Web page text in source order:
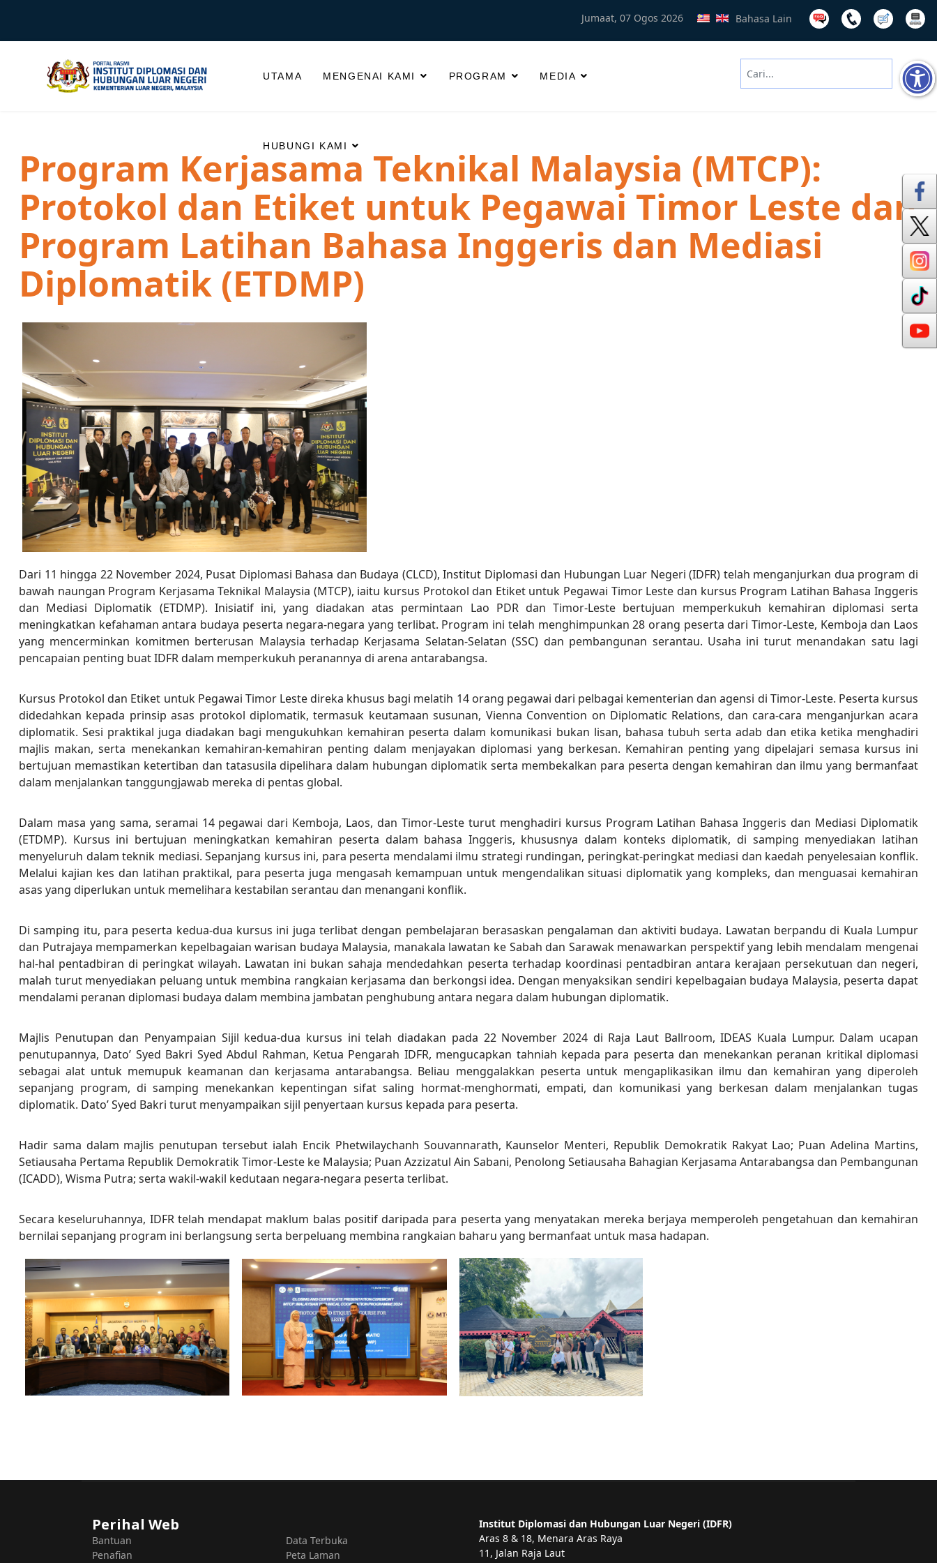
Jumaat, 07 Ogos 2026 Bahasa Lain
UTAMA MENGENAI KAMI PROGRAM MEDIA
HUBUNGI KAMI
Type 2 or more characters for
Program Kerjasama Teknikal Malaysia (MTCP):
Protokol dan Etiket untuk Pegawai Timor Leste dan
Program Latihan Bahasa Inggeris dan Mediasi
Diplomatik (ETDMP)
Dari 11 hingga 22 November 2024, Pusat Diplomasi Bahasa dan Budaya (CLCD), Institut Diplomasi dan Hubungan Luar Negeri (IDFR) telah menganjurkan dua program di
bawah naungan Program Kerjasama Teknikal Malaysia (MTCP), iaitu kursus Protokol dan Etiket untuk Pegawai Timor Leste dan kursus Program Latihan Bahasa Inggeris
dan Mediasi Diplomatik (ETDMP). Inisiatif ini, yang diadakan atas permintaan Lao PDR dan Timor-Leste bertujuan memperkukuh kemahiran diplomasi serta
meningkatkan kefahaman antara budaya peserta negara-negara yang terlibat. Program ini telah menghimpunkan 28 orang peserta dari Timor-Leste, Kemboja dan Laos
yang mencerminkan komitmen berterusan Malaysia terhadap Kerjasama Selatan-Selatan (SSC) dan pembangunan serantau. Usaha ini turut menandakan satu lagi
pencapaian penting buat IDFR dalam memperkukuh peranannya di arena antarabangsa.
Kursus Protokol dan Etiket untuk Pegawai Timor Leste direka khusus bagi melatih 14 orang pegawai dari pelbagai kementerian dan agensi di Timor-Leste. Peserta kursus
didedahkan kepada prinsip asas protokol diplomatik, termasuk keutamaan susunan, Vienna Convention on Diplomatic Relations, dan cara-cara menganjurkan acara
diplomatik. Sesi praktikal juga diadakan bagi mengukuhkan kemahiran peserta dalam komunikasi bukan lisan, bahasa tubuh serta adab dan etika ketika menghadiri
majlis makan, serta menekankan kemahiran-kemahiran penting dalam menjayakan diplomasi yang berkesan. Kemahiran penting yang dipelajari semasa kursus ini
bertujuan memastikan ketertiban dan tatasusila dipelihara dalam hubungan diplomatik serta membekalkan para peserta dengan kemahiran dan ilmu yang bermanfaat
dalam menjalankan tanggungjawab mereka di pentas global.
Dalam masa yang sama, seramai 14 pegawai dari Kemboja, Laos, dan Timor-Leste turut menghadiri kursus Program Latihan Bahasa Inggeris dan Mediasi Diplomatik
(ETDMP). Kursus ini bertujuan meningkatkan kemahiran peserta dalam bahasa Inggeris, khususnya dalam konteks diplomatik, di samping menyediakan latihan
menyeluruh dalam teknik mediasi. Sepanjang kursus ini, para peserta mendalami ilmu strategi rundingan, peringkat-peringkat mediasi dan kaedah penyelesaian konflik.
Melalui kajian kes dan latihan praktikal, para peserta juga mengasah kemampuan untuk mengendalikan situasi diplomatik yang kompleks, dan menguasai kemahiran
asas yang diperlukan untuk memelihara kestabilan serantau dan menangani konflik.
Di samping itu, para peserta kedua-dua kursus ini juga terlibat dengan pembelajaran berasaskan pengalaman dan aktiviti budaya. Lawatan berpandu di Kuala Lumpur
dan Putrajaya mempamerkan kepelbagaian warisan budaya Malaysia, manakala lawatan ke Sabah dan Sarawak menawarkan perspektif yang lebih mendalam mengenai
hal-hal pentadbiran di peringkat wilayah. Lawatan ini bukan sahaja mendedahkan peserta terhadap koordinasi pentadbiran antara kerajaan persekutuan dan negeri,
malah turut menyediakan peluang untuk membina rangkaian kerjasama dan berkongsi idea. Dengan menyaksikan sendiri kepelbagaian budaya Malaysia, peserta dapat
mendalami peranan diplomasi budaya dalam membina jambatan penghubung antara negara dalam hubungan diplomatik.
Majlis Penutupan dan Penyampaian Sijil kedua-dua kursus ini telah diadakan pada 22 November 2024 di Raja Laut Ballroom, IDEAS Kuala Lumpur. Dalam ucapan
penutupannya, Dato’ Syed Bakri Syed Abdul Rahman, Ketua Pengarah IDFR, mengucapkan tahniah kepada para peserta dan menekankan peranan kritikal diplomasi
sebagai alat untuk memupuk keamanan dan kerjasama antarabangsa. Beliau menggalakkan peserta untuk mengaplikasikan ilmu dan kemahiran yang diperoleh
sepanjang program, di samping menekankan kepentingan sifat saling hormat-menghormati, empati, dan komunikasi yang berkesan dalam menjalankan tugas
diplomatik. Dato’ Syed Bakri turut menyampaikan sijil penyertaan kursus kepada para peserta.
Hadir sama dalam majlis penutupan tersebut ialah Encik Phetwilaychanh Souvannarath, Kaunselor Menteri, Republik Demokratik Rakyat Lao; Puan Adelina Martins,
Setiausaha Pertama Republik Demokratik Timor-Leste ke Malaysia; Puan Azzizatul Ain Sabani, Penolong Setiausaha Bahagian Kerjasama Antarabangsa dan Pembangunan
(ICADD), Wisma Putra; serta wakil-wakil kedutaan negara-negara peserta terlibat.
Secara keseluruhannya, IDFR telah mendapat maklum balas positif daripada para peserta yang menyatakan mereka berjaya memperoleh pengetahuan dan kemahiran
bernilai sepanjang program ini berlangsung serta berpeluang membina rangkaian baharu yang bermanfaat untuk masa hadapan.
Perihal Web
Bantuan
Penafian
Data Terbuka
Peta Laman
Institut Diplomasi dan Hubungan Luar Negeri (IDFR)
Aras 8 & 18, Menara Aras Raya
11, Jalan Raja Laut